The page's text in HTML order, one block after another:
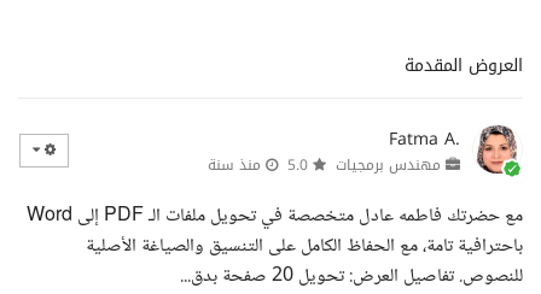
العروض المقدمة
Fatma A.
مهندس برمجيات منذ سنة
مع حضرتك فاطمه عادل متخصصة في تحويل ملفات الـ PDF إلى Word
باحترافية تامة، مع الحفاظ الكامل على التنسيق والصياغة الأصلية
للنصوص. تفاصيل العرض: تحويل 20 صفحة بدق...